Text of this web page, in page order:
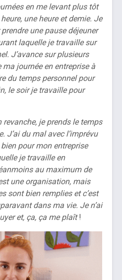
en me levant plus tôt
une heure et demie. Je
une pause déjeuner
laquelle je travaille sur
J’avance sur plusieurs
journée en entreprise à
du temps personnel pour
le soir je travaille pour
revanche, je prends le temps
J’ai du mal avec l’imprévu
pour mon entreprise
je travaille en
au maximum de
une organisation, mais
sont bien remplies et c’est
dans ma vie. Je n’ai
et, ça, ça me plaît!